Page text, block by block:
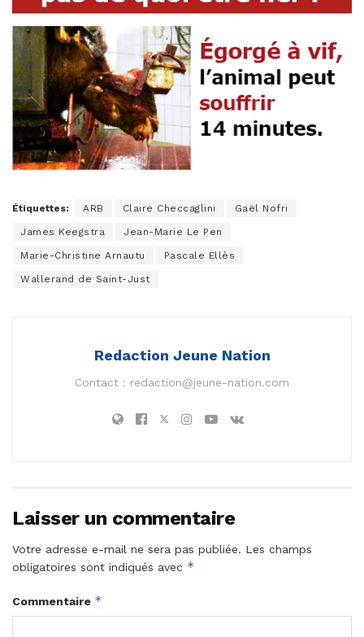
Étiquettes: ARB Claire Checcaglini Gaël Nofri
James Keegstra Jean-Marie Le Pen
Marie-Christine Arnautu Pascale Ellès
Wallerand de Saint-Just
Redaction Jeune Nation
Contact : redaction@jeune-nation.com
Laisser un commentaire
Votre adresse e-mail ne sera pas publiée. Les champs
obligatoires sont indiqués avec *
Commentaire *